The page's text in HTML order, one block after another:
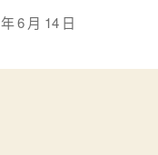
6 月 14 日